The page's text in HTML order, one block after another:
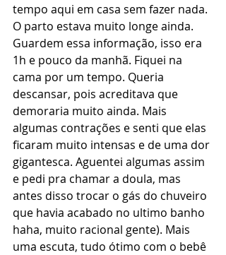
tempo aqui em casa sem fazer nada.
O parto estava muito longe ainda.
Guardem essa informação, isso era
1h e pouco da manhã. Fiquei na
cama por um tempo. Queria
descansar, pois acreditava que
demoraria muito ainda. Mais
algumas contrações e senti que elas
ficaram muito intensas e de uma dor
gigantesca. Aguentei algumas assim
e pedi pra chamar a doula, mas
antes disso trocar o gás do chuveiro
que havia acabado no ultimo banho
haha, muito racional gente). Mais
uma escuta, tudo ótimo com o bebê